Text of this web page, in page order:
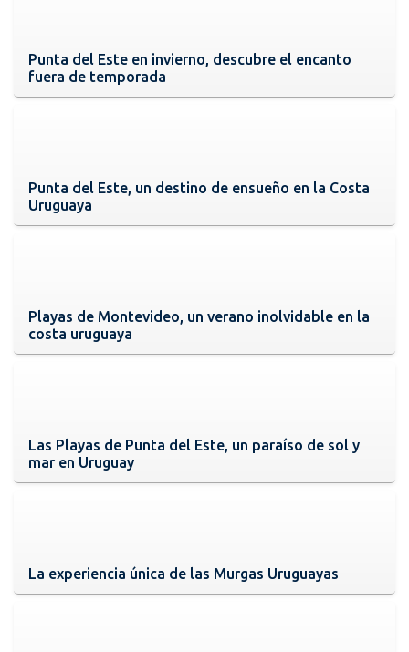
Punta del Este en invierno, descubre el encanto
fuera de temporada
Punta del Este, un destino de ensueño en la Costa
Uruguaya
Playas de Montevideo, un verano inolvidable en la
costa uruguaya
Las Playas de Punta del Este, un paraíso de sol y
mar en Uruguay
La experiencia única de las Murgas Uruguayas